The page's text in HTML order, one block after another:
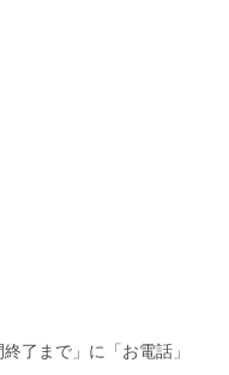
了まで」に「お電話」